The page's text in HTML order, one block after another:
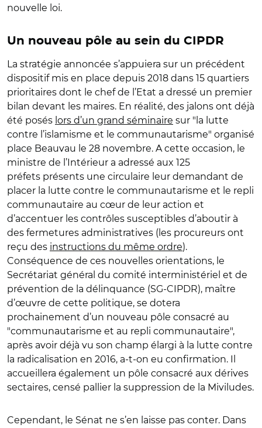
nouvelle loi.
Un nouveau pôle au sein du CIPDR
La stratégie annoncée s’appuiera sur un précédent
dispositif mis en place depuis 2018 dans 15 quartiers
prioritaires dont le chef de l’Etat a dressé un premier
bilan devant les maires. En réalité, des jalons ont déjà
été posés lors d’un grand séminaire sur "la lutte
contre l’islamisme et le communautarisme" organisé
place Beauvau le 28 novembre. A cette occasion, le
ministre de l’Intérieur a adressé aux 125
préfets présents une circulaire leur demandant de
placer la lutte contre le communautarisme et le repli
communautaire au cœur de leur action et
d’accentuer les contrôles susceptibles d’aboutir à
des fermetures administratives (les procureurs ont
reçu des instructions du même ordre).
Conséquence de ces nouvelles orientations, le
Secrétariat général du comité interministériel et de
prévention de la délinquance (SG-CIPDR), maître
d’œuvre de cette politique, se dotera
prochainement d’un nouveau pôle consacré au
"communautarisme et au repli communautaire",
après avoir déjà vu son champ élargi à la lutte contre
la radicalisation en 2016, a-t-on eu confirmation. Il
accueillera également un pôle consacré aux dérives
sectaires, censé pallier la suppression de la Miviludes.
Cependant, le Sénat ne s’en laisse pas conter. Dans